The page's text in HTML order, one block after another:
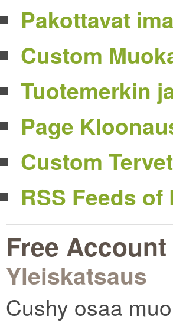
Pakottavat
Custom
Tuotemerkin
Page
Custom
RSS Feeds
Free Account
Yleiskatsaus
Cushy osaa